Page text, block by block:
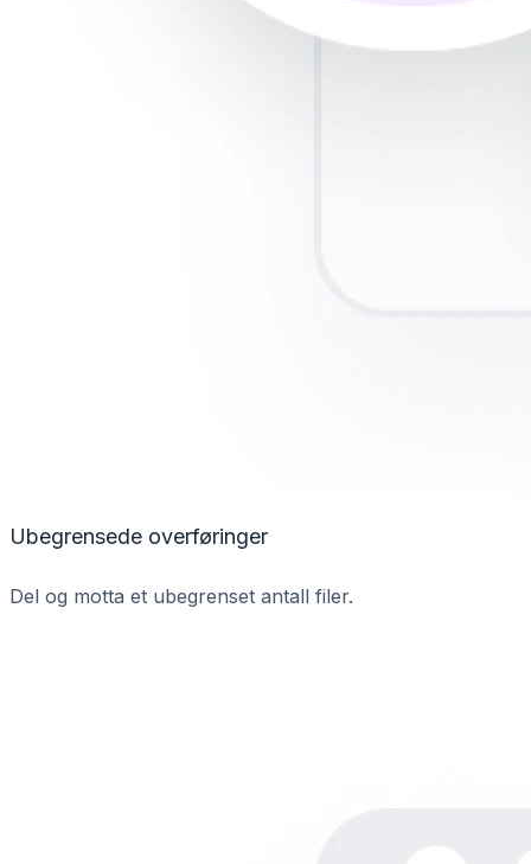
Ubegrensede overføringer
Del og motta et ubegrenset antall filer.